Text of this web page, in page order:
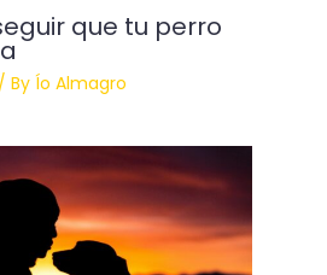
que tu perro
/ By Ío Almagro